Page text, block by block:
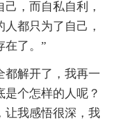
，而自私自利，
都只为了自己，
在了。”
解开了，我再一
个怎样的人呢？
让我感悟很深，我